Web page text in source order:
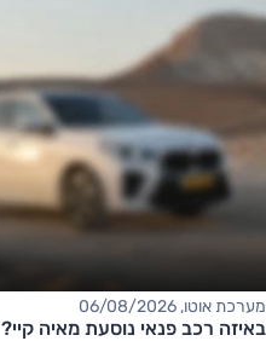
מערכת אוטו, 06/08/2026
באיזה רכב פנאי נוסעת מאיה קיי?